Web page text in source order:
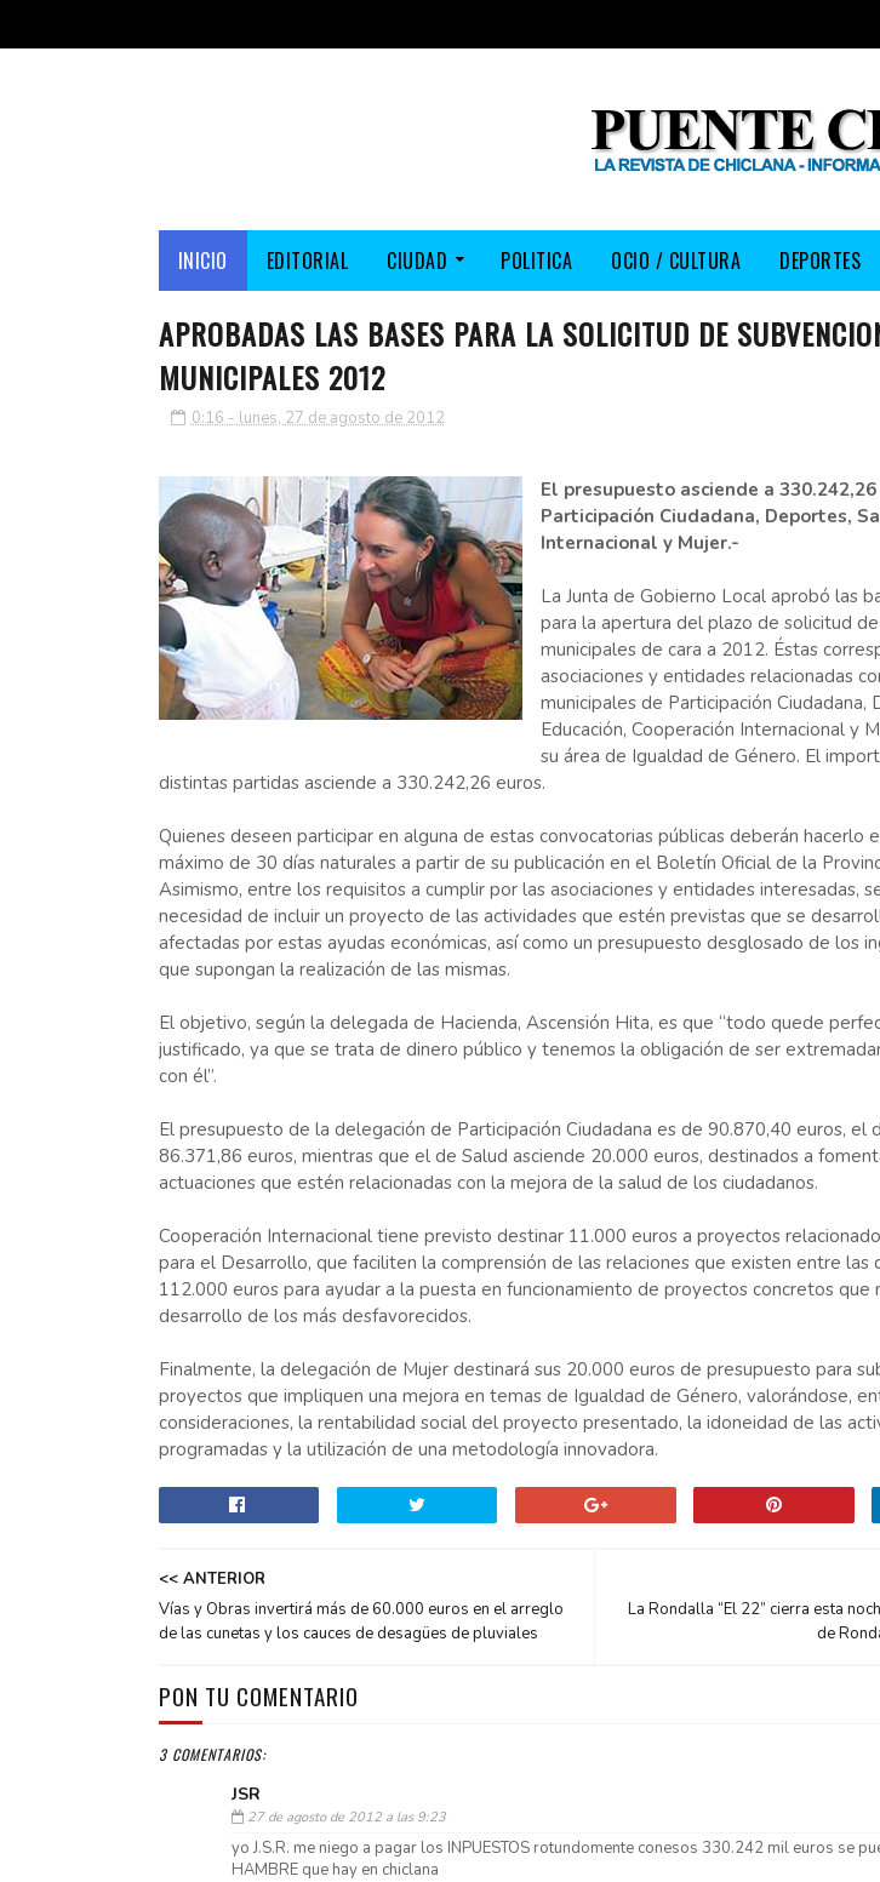
INICIO EDITORIAL CIUDAD POLITICA OCIO / CULTURA DEPORTES
APROBADAS LAS BASES PARA LA SOLICITUD DE
MUNICIPALES 2012
0:16 - lunes, 27 de agosto de 2012
El presupuesto asciende a
Participación Ciudadana, Deportes,
Internacional y Mujer.-
La Junta de Gobierno Local aprobó las
para la apertura del plazo de solicitud
municipales de cara a 2012. Éstas
asociaciones y entidades relacionadas
municipales de Participación Ciudadana,
Educación, Cooperación Internacional y
su área de Igualdad de Género. El
distintas partidas asciende a 330.242,26 euros.
Quienes deseen participar en alguna de estas convocatorias públicas deberán hacerlo
máximo de 30 días naturales a partir de su publicación en el Boletín Oficial de la
Asimismo, entre los requisitos a cumplir por las asociaciones y entidades interesadas,
necesidad de incluir un proyecto de las actividades que estén previstas que se
afectadas por estas ayudas económicas, así como un presupuesto desglosado de los
que supongan la realización de las mismas.
El objetivo, según la delegada de Hacienda, Ascensión Hita, es que “todo quede
justificado, ya que se trata de dinero público y tenemos la obligación de ser
con él”.
El presupuesto de la delegación de Participación Ciudadana es de 90.870,40 euros, el
86.371,86 euros, mientras que el de Salud asciende 20.000 euros, destinados a
actuaciones que estén relacionadas con la mejora de la salud de los ciudadanos.
Cooperación Internacional tiene previsto destinar 11.000 euros a proyectos
para el Desarrollo, que faciliten la comprensión de las relaciones que existen entre las
112.000 euros para ayudar a la puesta en funcionamiento de proyectos concretos que
desarrollo de los más desfavorecidos.
Finalmente, la delegación de Mujer destinará sus 20.000 euros de presupuesto para
proyectos que impliquen una mejora en temas de Igualdad de Género, valorándose,
consideraciones, la rentabilidad social del proyecto presentado, la idoneidad de las
programadas y la utilización de una metodología innovadora.
La Rondalla “El 22” cierra esta
de
<< ANTERIOR
Vías y Obras invertirá más de 60.000 euros en el arreglo
de las cunetas y los cauces de desagües de pluviales
PON TU COMENTARIO
3 COMENTARIOS:
JSR
27 de agosto de 2012 a las 9:23
yo J.S.R. me niego a pagar los INPUESTOS rotundomente conesos 330.242 mil euros se
HAMBRE que hay en chiclana